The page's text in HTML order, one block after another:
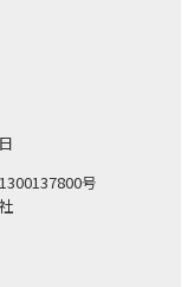
号